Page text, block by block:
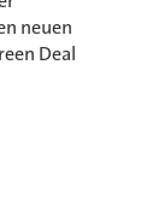
neuen
Deal